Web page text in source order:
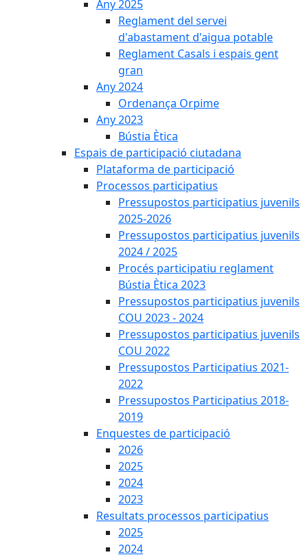
Any 2025
Reglament del servei
d'abastament d'aigua potable
Reglament Casals i espais gent
gran
Any 2024
Ordenança Orpime
Any 2023
Bústia Ètica
Espais de participació ciutadana
Plataforma de participació
Processos participatius
Pressupostos participatius juvenils
2025-2026
Pressupostos participatius juvenils
2024 / 2025
Procés participatiu reglament
Bústia Ètica 2023
Pressupostos participatius juvenils
COU 2023 - 2024
Pressupostos participatius juvenils
COU 2022
Pressupostos Participatius 2021-
2022
Pressupostos Participatius 2018-
2019
Enquestes de participació
2026
2025
2024
2023
Resultats processos participatius
2025
2024